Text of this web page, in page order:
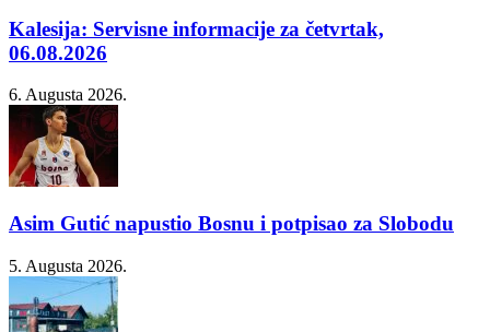
Kalesija: Servisne informacije za četvrtak,
06.08.2026
6. Augusta 2026.
Asim Gutić napustio Bosnu i potpisao za Slobodu
5. Augusta 2026.